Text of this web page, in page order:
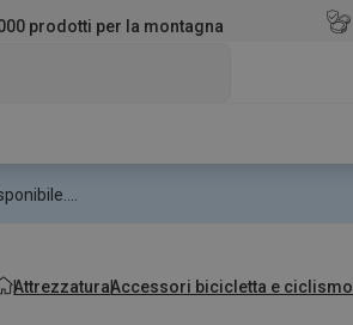
prodotti per la montagna
AttrezzaturaAccessori bicicletta e ciclismo